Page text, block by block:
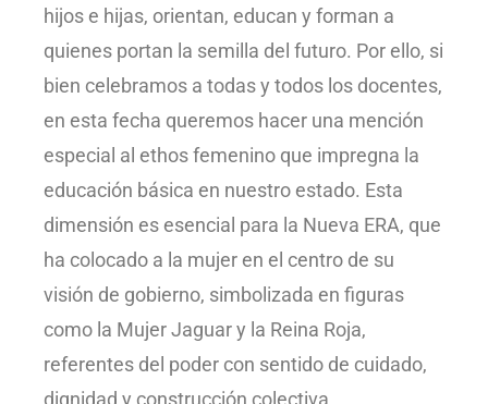
hijos e hijas, orientan, educan y forman a
quienes portan la semilla del futuro. Por ello, si
bien celebramos a todas y todos los docentes,
en esta fecha queremos hacer una mención
especial al ethos femenino que impregna la
educación básica en nuestro estado. Esta
dimensión es esencial para la Nueva ERA, que
ha colocado a la mujer en el centro de su
visión de gobierno, simbolizada en figuras
como la Mujer Jaguar y la Reina Roja,
referentes del poder con sentido de cuidado,
dignidad y construcción colectiva.